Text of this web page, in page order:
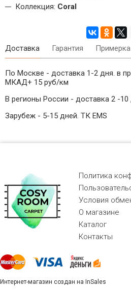
Коллекция: Coral
Доставка Гарантия Примерка
По Москве - доставка 1-2 дня. в
МКАД+ 15 руб/км
В регионы России - доставка 2 -
Зарубеж - 5-15 дней. ТК EMS
Политика
Условия
О магазине
Каталог
Контакты
Интернет-магазин создан на InSales